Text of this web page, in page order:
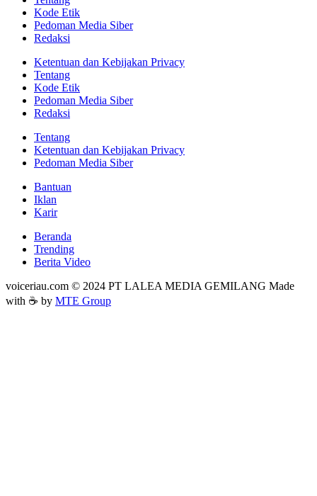
Kode Etik
Pedoman Media Siber
Redaksi
Ketentuan dan Kebijakan Privacy
Tentang
Kode Etik
Pedoman Media Siber
Redaksi
Tentang
Ketentuan dan Kebijakan Privacy
Pedoman Media Siber
Bantuan
Iklan
Karir
Beranda
Trending
Berita Video
voiceriau.com © 2024 PT LALEA MEDIA GEMILANG Made
with ☕ by MTE Group